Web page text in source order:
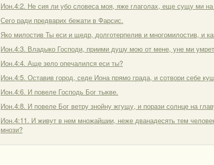
Ион.4:2. Не сия ли убо словеса моя, яже глаголах, еще сущу ми
Сего ради предварих бежати в Фарсис.
Яко милостив Ты еси и щедр, долготерпелив и многомилостив, и
Ион.4:3. Владыко Господи, приими душу мою от мене, уне ми
Ион.4:4. Аще зело опечалился еси ты?
Ион.4:5. Оставив город, седе Иона прямо града, и сотвори себе
Ион.4:6. И повеле Господь Бог тыкве.
Ион.4:8. И повеле Бог ветру знойну жгущу, и порази солнце на
Ион.4:11. И живут в нем множайшии, неже дванадесять тем
мнози?